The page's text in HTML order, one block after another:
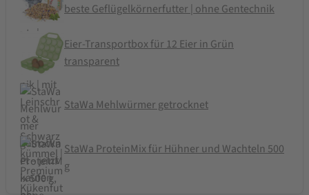
beste Geflügelkörnerfutter | ohne Gentechnik
Eier-Transportbox für 12 Eier in Grün
transparent
StaWa Mehlwürmer getrocknet
StaWa ProteinMix für Hühner und Wachteln 500
g